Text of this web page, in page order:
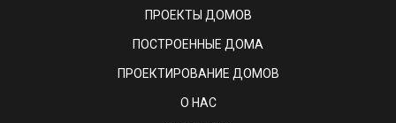
ПРОЕКТЫ ДОМОВ
ПОСТРОЕННЫЕ ДОМА
ПРОЕКТИРОВАНИЕ ДОМОВ
О НАС